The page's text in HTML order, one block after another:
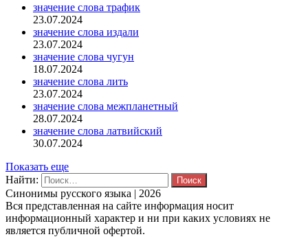
значение слова трафик
23.07.2024
значение слова издали
23.07.2024
значение слова чугун
18.07.2024
значение слова лить
23.07.2024
значение слова межпланетный
28.07.2024
значение слова латвийский
30.07.2024
Показать еще
Найти:
Синонимы русского языка | 2026
Вся представленная на сайте информация носит
информационный характер и ни при каких условиях не
является публичной офертой.